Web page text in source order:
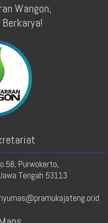
Wangon,
Purwokerto,
Tengah 53113